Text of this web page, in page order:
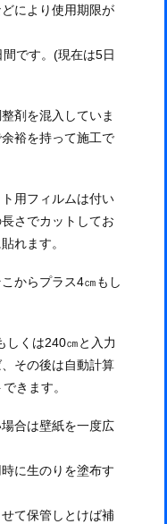
により使用期限が
です。(現在は5日
剤を混入していま
裕を持って施工で
用フィルムは付い
さでカットしてお
れます。
からプラス4㎝もし
しくは240㎝と入力
その後は自動計算
きます。
合は壁紙を一度広
に生のりを塗布す
て保管しとけば補